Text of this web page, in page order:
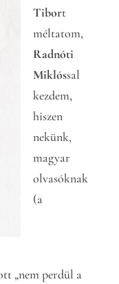
Tibort
méltatom,
Radnóti
Miklóssal
kezdem,
hiszen
nekünk,
magyar
olvasóknak
(a
„nem perdül a